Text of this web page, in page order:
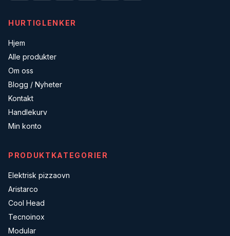
HURTIGLENKER
Hjem
Alle produkter
Om oss
Blogg / Nyheter
Kontakt
Handlekurv
Min konto
PRODUKTKATEGORIER
Elektrisk pizzaovn
Aristarco
Cool Head
Tecnoinox
Modular